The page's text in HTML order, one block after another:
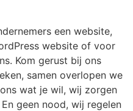
een website,
website of voor
Kom gerust bij ons
samen overlopen we
wat je wil, wij zorgen
geen nood, wij regelen